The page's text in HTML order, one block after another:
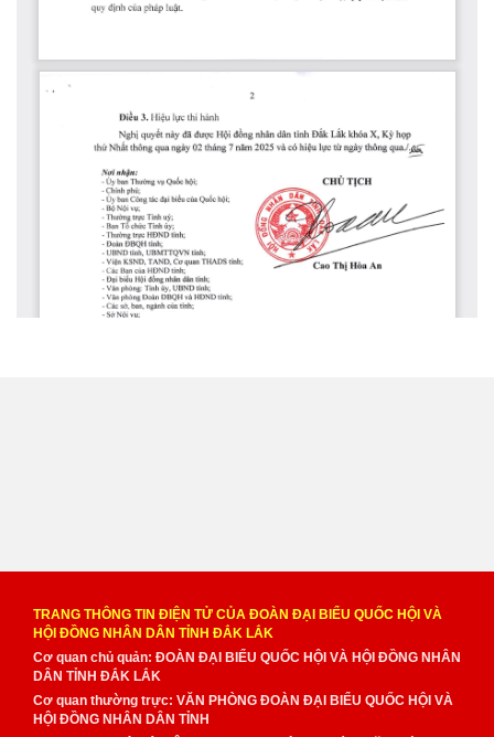
TRANG THÔNG TIN ĐIỆN TỬ CỦA ĐOÀN ĐẠI BIỂU QUỐC HỘI VÀ
HỘI ĐỒNG NHÂN DÂN TỈNH ĐẮK LẮK
Cơ quan chủ quản: ĐOÀN ĐẠI BIỂU QUỐC HỘI VÀ HỘI ĐỒNG NHÂN
DÂN TỈNH ĐẮK LẮK
Cơ quan thường trực: VĂN PHÒNG ĐOÀN ĐẠI BIỂU QUỐC HỘI VÀ
HỘI ĐỒNG NHÂN DÂN TỈNH